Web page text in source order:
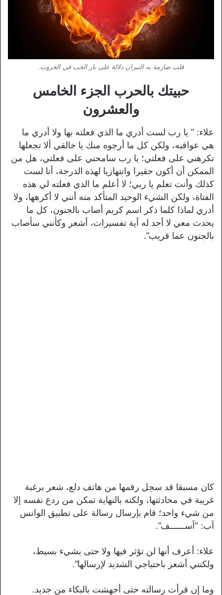
قلب ضارمة به النيران دلالة على نار الحب في الحروب.
حبيتك بالحرب الجزء الخامس
والعشرون
علاء: ” يا رب لست أدري ما الذي فعلته بها ولا أدري ما
هي عواقبه، ولكن كل ما أرجوه منك يا خالقي ألا تجعلها
تكرهني على فعلتي؛ يا رب سامحني على فعلتي، هل من
الممكن أن أكون حقيرا وانتهازيا لهذه الدرجة، أنا لست
كذلك وأنت تعلم يا ربي؛ لا أعلم ما الذي فعلته لي هذه
الفتاة، ولكن الشيء الوحيد المتأكد منه أنني لا أكرهها، ولا
أدري لماذا كلما ذكر اسم كريم أصاب بالجنون، كل ما
يحدث معي لا أجد له أية تفسيرات، أشعر وكأنني سأصاب
بالجنون عما قريب”.
كان مسبقا قد سجل رقمها من هاتف دلع، شعر برغبة
غريبة في محادثتها، ولكنه بالنهاية تمكن من ردع نفسه إلا
من شيء واحد؛ قام بإرسال رسالة على تطبيق الواتس
آب: “آســــــف”.
علاء: أعرف أنها لن تؤثر فيها ولا حتى بشيء بسيط،
ولكنني أشعر باحتياجي الشديد لإرسالها”.
وما إن قرأت رسالته حتى أجهشت بالبكاء من جديد.